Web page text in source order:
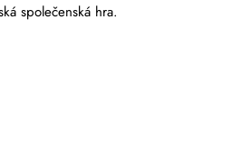
společenská hra.